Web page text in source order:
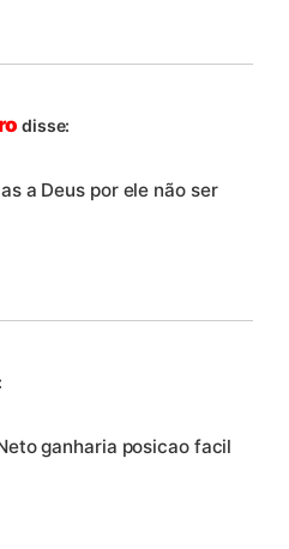
disse:
a Deus por ele não ser
ganharia posicao facil